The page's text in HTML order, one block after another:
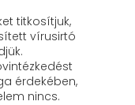
titkosítjuk,
vírusirtó
érdekében,
nincs.